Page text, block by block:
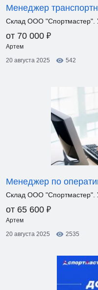
Менеджер
Склад ООО "Спортмастер".
от 70 000 ₽
Артем
20 августа 2025
542
Менеджер по
Склад ООО "Спортмастер".
от 65 600 ₽
Артем
20 августа 2025
2535